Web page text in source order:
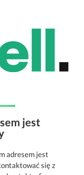
jest
adresem jest
się z